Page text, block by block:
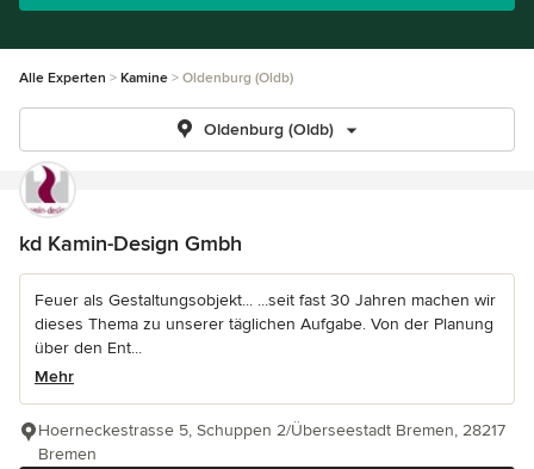
Alle Experten Kamine Oldenburg (Oldb)
Oldenburg (Oldb)
kd Kamin-Design Gmbh
Feuer als Gestaltungsobjekt... ...seit fast 30 Jahren machen wir
dieses Thema zu unserer täglichen Aufgabe. Von der Planung
über den Ent...
Mehr
Hoerneckestrasse 5, Schuppen 2/Überseestadt Bremen, 28217
Bremen